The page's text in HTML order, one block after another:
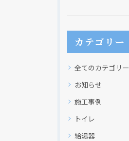
カテゴリー
全てのカテゴリー
お知らせ
施工事例
トイレ
給湯器